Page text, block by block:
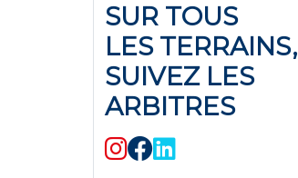
SUR TOUS
LES TERRAINS,
SUIVEZ LES
ARBITRES